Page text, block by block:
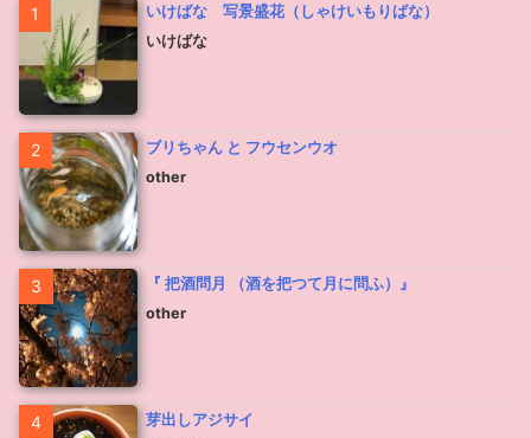
1
いけばな 写景盛花（しゃけいもりばな）
いけばな
2
ブリちゃん と フウセンウオ
other
3
『 把酒問月 （酒を把つて月に問ふ）』
other
4
芽出しアジサイ